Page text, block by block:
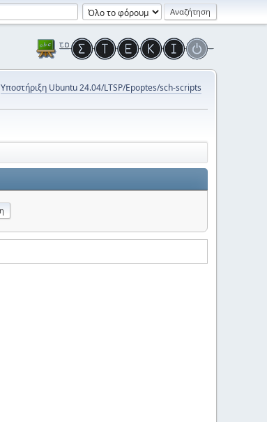
Υποστήριξη Ubuntu 24.04/LTSP/Epoptes/sch-scripts